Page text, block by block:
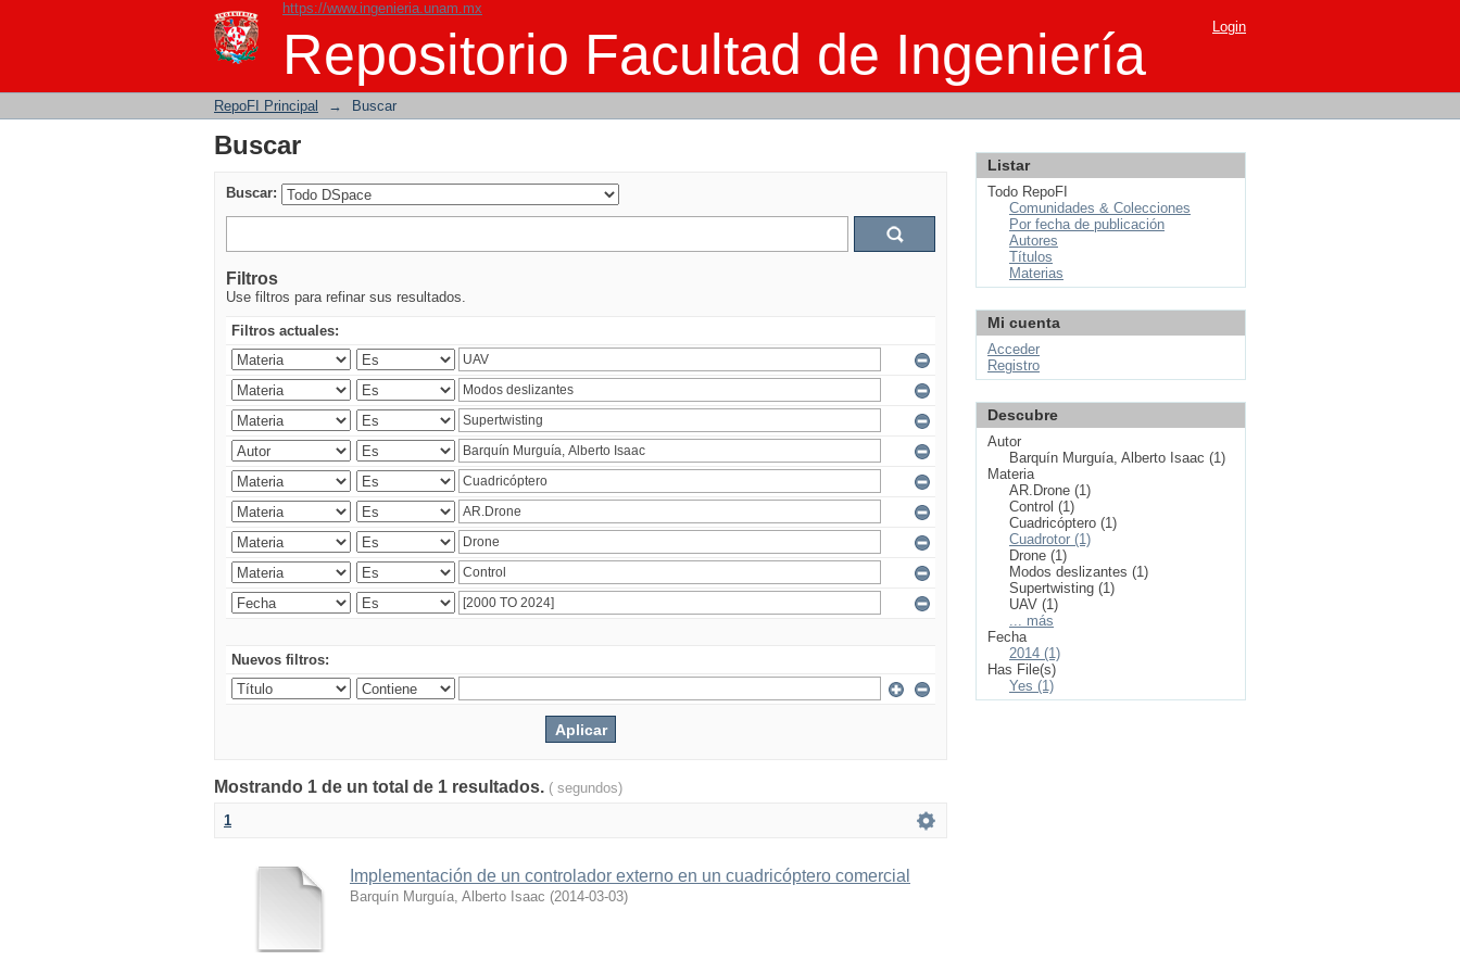
https://www.ingenieria.unam.mx
Repositorio Facultad de Ingeniería
Buscar Login
RepoFI Principal → Buscar
Buscar
Buscar:
Filtros
Use filtros para refinar sus resultados.
Filtros actuales:
Nuevos filtros:
Mostrando 1 de un total de 1 resultados. ( segundos)
1
Implementación de un controlador externo en un cuadricóptero comercial
Barquín Murguía, Alberto Isaac (2014-03-03)
Listar
Todo RepoFI
Comunidades & Colecciones
Por fecha de publicación
Autores
Títulos
Materias
Mi cuenta
Acceder
Registro
Descubre
Autor
Barquín Murguía, Alberto Isaac (1)
Materia
AR.Drone (1)
Control (1)
Cuadricóptero (1)
Cuadrotor (1)
Drone (1)
Modos deslizantes (1)
Supertwisting (1)
UAV (1)
... más
Fecha
2014 (1)
Has File(s)
Yes (1)